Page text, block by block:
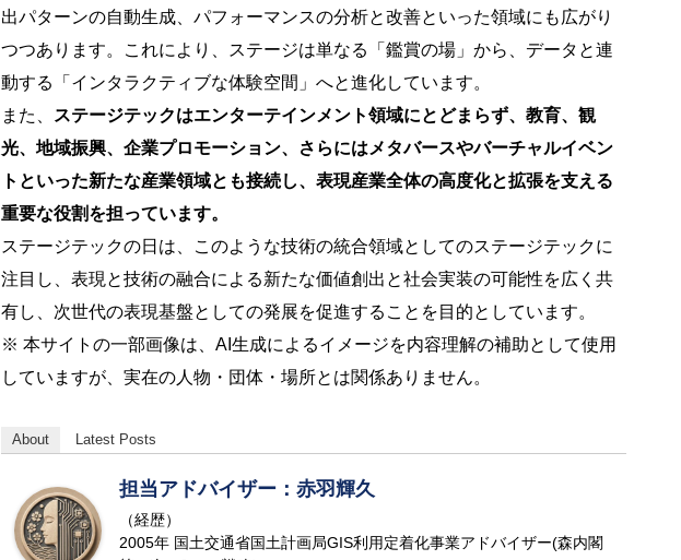
出パターンの自動生成、パフォーマンスの分析と改善といった領域にも広がり
つつあります。これにより、ステージは単なる「鑑賞の場」から、データと連
動する「インタラクティブな体験空間」へと進化しています。
また、
ステージテックはエンターテインメント領域にとどまらず、教育、観
光、地域振興、企業プロモーション、さらにはメタバースやバーチャルイベン
トといった新たな産業領域とも接続し、表現産業全体の高度化と拡張を支える
重要な役割を担っています。
ステージテックの日は、このような技術の統合領域としてのステージテックに
注目し、表現と技術の融合による新たな価値創出と社会実装の可能性を広く共
有し、次世代の表現基盤としての発展を促進することを目的としています。
※ 本サイトの一部画像は、AI生成によるイメージを内容理解の補助として使用
していますが、実在の人物・団体・場所とは関係ありません。
About Latest Posts
担当アドバイザー：赤羽輝久
（経歴）
2005年 国土交通省国土計画局GIS利用定着化事業アドバイザー(森内閣